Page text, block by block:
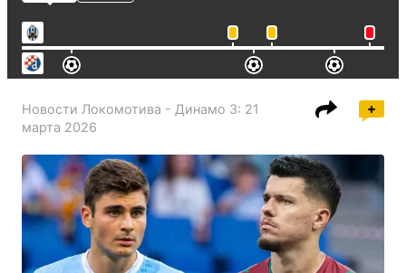
Новости Локомотива - Динамо З: 21
марта 2026